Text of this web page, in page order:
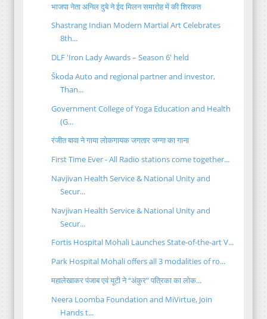
भाजपा नेता अनिल दुबे ने ईद मिलन समारोह में की शिरकत
Shastrang Indian Modern Martial Art Celebrates
8th...
DLF 'Iron Lady Awards – Season 6' held
Škoda Auto and regional partner and investor,
Than...
Government College of Yoga Education and Health
(G...
रंजीत बावा ने गाया लोकगायक जगतार जग्गा का गाना
First Time Ever - All Radio stations come together...
Navjivan Health Service & National Unity and
Secur...
Navjivan Health Service & National Unity and
Secur...
Fortis Hospital Mohali Launches State-of-the-art V...
Park Hospital Mohali offers all 3 modalities of ro...
महालेखाकर पंजाब एवं यूटी ने “अंकुर” पत्रिका का लोक...
Neera Loomba Foundation and MiVirtue, Join
Hands t...